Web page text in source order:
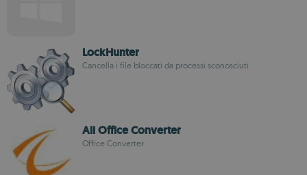
LockHunter
Cancella i file bloccati da processi sconosciuti
All Office Converter
Office Converter